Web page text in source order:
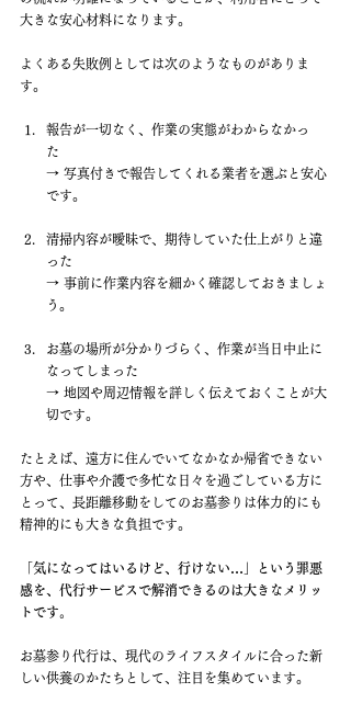
大きな安心材料になります。
よくある失敗例としては次のようなものがありま
す。
報告が一切なく、作業の実態がわからなかっ
た
→ 写真付きで報告してくれる業者を選ぶと安心
です。
清掃内容が曖昧で、期待していた仕上がりと違
った
→ 事前に作業内容を細かく確認しておきましょ
う。
お墓の場所が分かりづらく、作業が当日中止に
なってしまった
→ 地図や周辺情報を詳しく伝えておくことが大
切です。
たとえば、遠方に住んでいてなかなか帰省できない
方や、仕事や介護で多忙な日々を過ごしている方に
とって、長距離移動をしてのお墓参りは体力的にも
精神的にも大きな負担です。
「気になってはいるけど、行けない…」という罪悪
感を、代行サービスで解消できるのは大きなメリッ
トです。
お墓参り代行は、現代のライフスタイルに合った新
しい供養のかたちとして、注目を集めています。